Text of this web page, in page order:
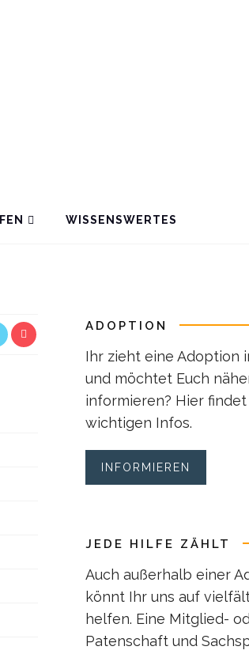
WISSENSWERTES
ADOPTION
Ihr zieht eine Adoption
und möchtet Euch
informieren? Hier
wichtigen Infos.
INFORMIEREN
JEDE HILFE ZÄHLT
Auch außerhalb einer
könnt Ihr uns auf
helfen. Eine Mitglied-
Patenschaft und